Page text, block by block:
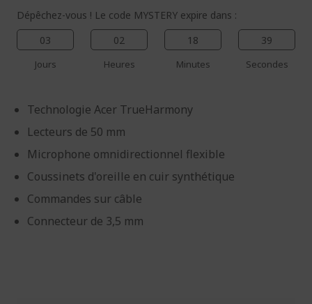
Dépêchez-vous ! Le code MYSTERY expire dans :
03
Jours
02
Heures
18
Minutes
38
Secondes
Technologie Acer TrueHarmony
Lecteurs de 50 mm
Microphone omnidirectionnel flexible
Coussinets d'oreille en cuir synthétique
Commandes sur câble
Connecteur de 3,5 mm